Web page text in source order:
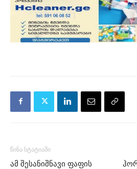
წინა სტატიაში
ამ შესანიშნავი ფაფის